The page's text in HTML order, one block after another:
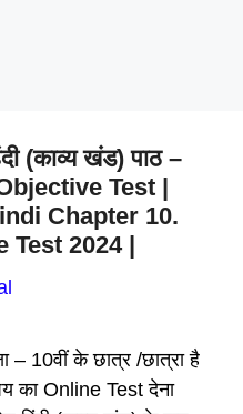
(काव्य खंड) पाठ –
Test |
Chapter 10.
Test 2024 |
– 10वीं के छात्र /छात्रा है
का Online Test देना